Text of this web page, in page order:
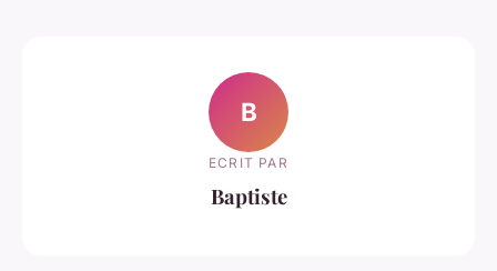
B
ECRIT PAR
Baptiste